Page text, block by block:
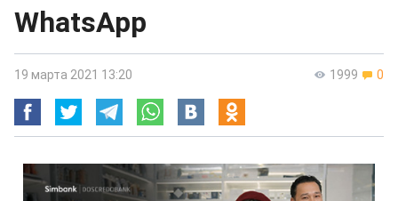
WhatsApp
1999 0
19 марта 2021 13:20